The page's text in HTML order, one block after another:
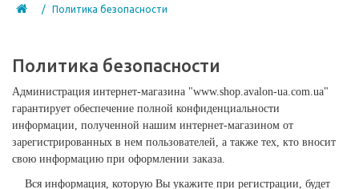
Политика безопасности
Политика безопасности
Администрация интернет-магазина "www.shop.avalon-ua.com.ua"
гарантирует обеспечение полной конфиденциальности
информации, полученной нашим интернет-магазином от
зарегистрированных в нем пользователей, а также тех, кто вносит
свою информацию при оформлении заказа.
Вся информация, которую Вы укажите при регистрации, будет